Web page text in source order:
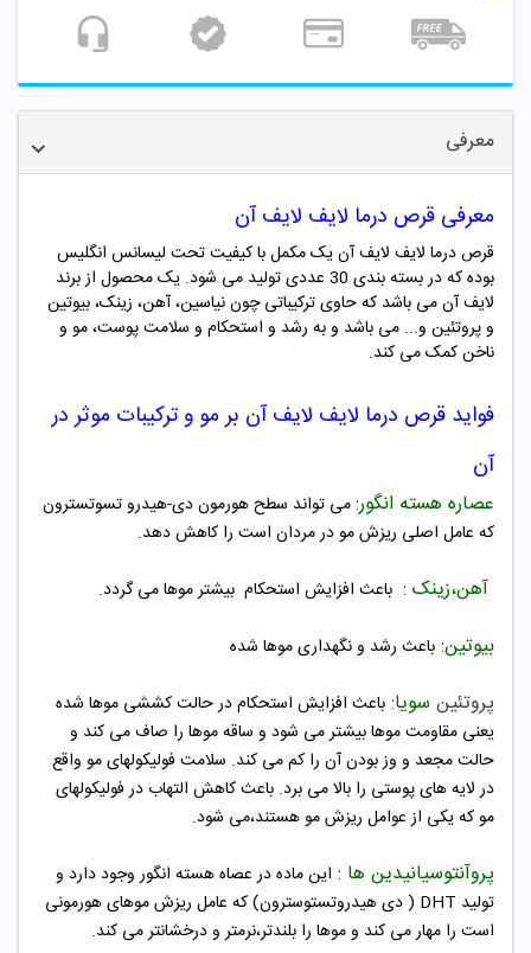
معرفی
معرفی قرص درما لایف لایف آن
قرص درما لایف لایف آن یک مکمل با کیفیت تحت لیسانس انگلیس
بوده که در بسته بندی 30 عددی تولید می شود. یک محصول از برند
لایف آن می باشد که حاوی ترکیباتی چون نیاسین، آهن، زینک، بیوتین
و پروتئین و... می باشد و به رشد و استحکام و سلامت پوست، مو و
ناخن کمک می کند.
فواید قرص درما لایف لایف آن بر مو و ترکیبات موثر در
آن
عصاره هسته انگور:می تواند سطح هورمون دی-هیدرو تسوتسترون
که عامل اصلی ریزش مو در مردان است را کاهش دهد.
آهن،زینک : باعث افزایش استحکام بیشتر موها می گردد.
بیوتین: باعث رشد و نگهداری موها شده
پروتئین سویا: باعث افزایش استحکام در حالت کششی موها شده
یعنی مقاومت موها بیشتر می شود و ساقه موها را صاف می کند و
حالت مجعد و وز بودن آن را کم می کند. سلامت فولیکولهای مو واقع
در لایه های پوستی را بالا می برد. باعث کاهش التهاب در فولیکولهای
مو که یکی از عوامل ریزش مو هستند،می شود.
پروآنتوسیانیدین ها : این ماده در عصاه هسته انگور وجود دارد و
تولید DHT ( دی هیدروتستوسترون) که عامل ریزش موهای هورمونی
است را مهار می کند و موها را بلندتر،نرمتر و درخشانتر می کند.